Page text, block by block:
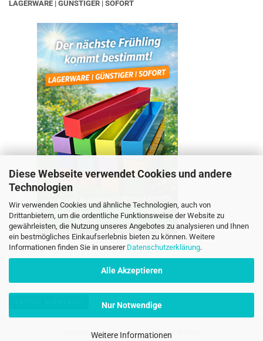
Diese Webseite verwendet Cookies und andere
Technologien
Wir verwenden Cookies und ähnliche Technologien, auch von
Drittanbietern, um die ordentliche Funktionsweise der Website zu
gewährleisten, die Nutzung unseres Angebotes zu analysieren und Ihnen
ein bestmögliches Einkaufserlebnis bieten zu können. Weitere
Informationen finden Sie in unserer Datenschutzerklärung.
Alle Akzeptieren
Nur Notwendige
Weitere Informationen
LAGERWARE | GÜNSTIGER | SOFORT
Webshop erstellenmit Gambio.de © 2026